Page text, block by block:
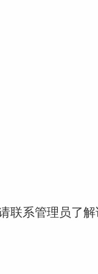
联系管理员了